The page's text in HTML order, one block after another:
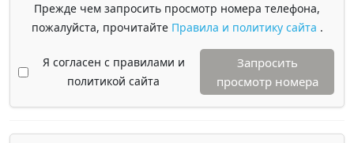
Прежде чем запросить просмотр номера телефона,
пожалуйста, прочитайте Правила и политику сайта .
Я согласен с правилами и
политикой сайта
Запросить
просмотр номера